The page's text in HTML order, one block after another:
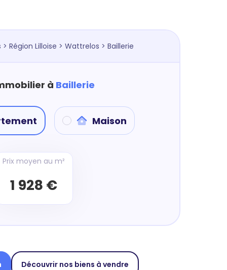
> Région Lilloise > Wattrelos > Baillerie
à Baillerie
Maison
Prix moyen au m²
1 928 €
Découvrir nos biens à vendre